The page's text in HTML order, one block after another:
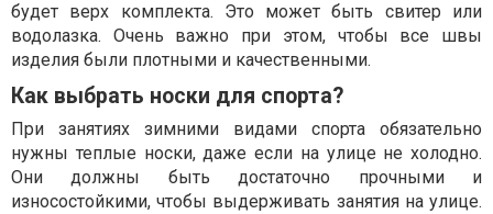
будет верх комплекта. Это может быть свитер или
водолазка. Очень важно при этом, чтобы все швы
изделия были плотными и качественными.
Как выбрать носки для спорта?
При занятиях зимними видами спорта обязательно
нужны теплые носки, даже если на улице не холодно.
Они должны быть достаточно прочными и
износостойкими, чтобы выдерживать занятия на улице.